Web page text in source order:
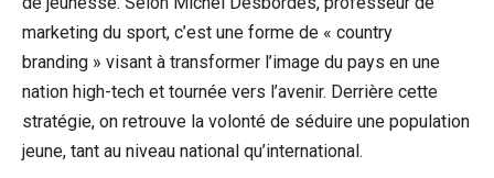
marketing du sport, c’est une forme de « country
branding » visant à transformer l’image du pays en une
nation high-tech et tournée vers l’avenir. Derrière cette
stratégie, on retrouve la volonté de séduire une population
jeune, tant au niveau national qu’international.